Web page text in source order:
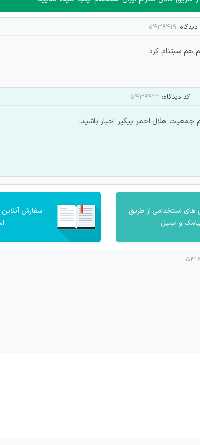
۵۴۳۹۴۱۹
هم سبتنام کرد
کد دیدگاه: ۵۴۳۹۴۲۲
هلال احمر پیگیر اخبار باشید:
های استخدامی از طریق
و ایمیل
سفارش